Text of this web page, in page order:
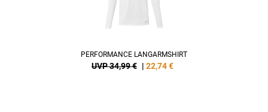
PERFORMANCE LANGARMSHIRT
UVP 34,99 € | 22,74€